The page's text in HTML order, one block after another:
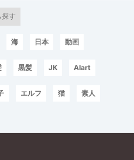
探す
海 日本 動画
黒髪 JK AIart
エルフ 猫 素人